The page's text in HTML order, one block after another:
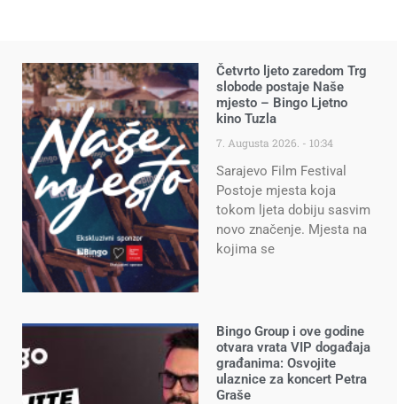
Četvrto ljeto zaredom Trg
slobode postaje Naše
mjesto – Bingo Ljetno
kino Tuzla
7. Augusta 2026. 10:34
Sarajevo Film Festival
Postoje mjesta koja
tokom ljeta dobiju sasvim
novo značenje. Mjesta na
kojima se
Bingo Group i ove godine
otvara vrata VIP događaja
građanima: Osvojite
ulaznice za koncert Petra
Graše